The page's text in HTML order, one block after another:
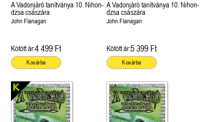
A Vadonjáró tanítványa 10. Nihon-
dzsa császára
John Flanagan
Kötött ár:4 499 Ft
Kosárba
A Vadonjáró tanítványa 10. Nihon-
dzsa császára
John Flanagan
Kötött ár:5 399 Ft
Kosárba